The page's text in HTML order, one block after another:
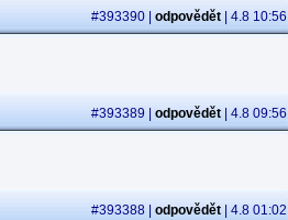
#393390 | odpovědět | 4.8 10:56
#393389 | odpovědět | 4.8 09:56
#393388 | odpovědět | 4.8 01:02